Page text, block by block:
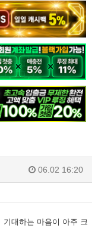
06.02 16:20
대하는 마음이 아주 크